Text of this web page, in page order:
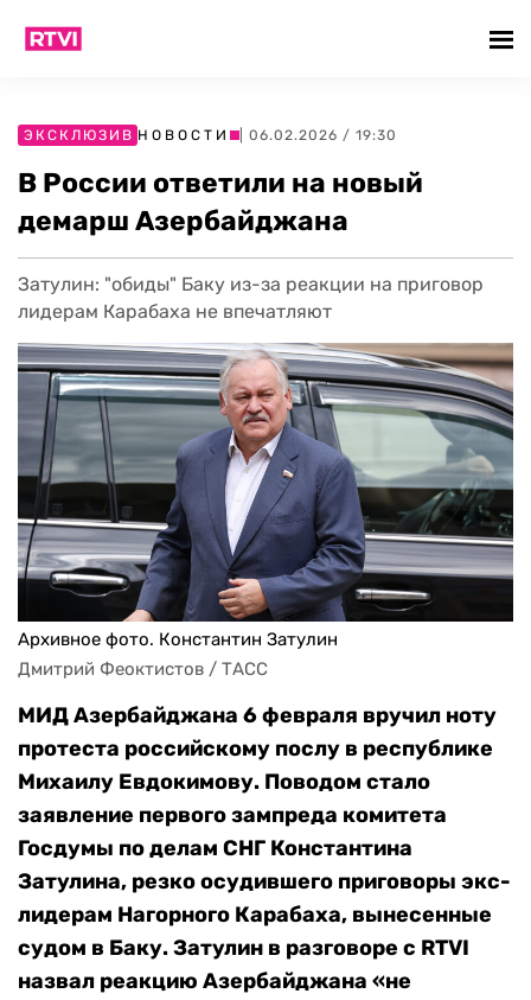
ЭКСКЛЮЗИВ НОВОСТИ | 06.02.2026 / 19:30
В России ответили на новый
демарш Азербайджана
Затулин: "обиды" Баку из-за реакции на приговор
лидерам Карабаха не впечатляют
Архивное фото. Константин Затулин
Дмитрий Феоктистов / ТАСС
МИД Азербайджана 6 февраля вручил ноту
протеста российскому послу в республике
Михаилу Евдокимову. Поводом стало
заявление первого зампреда комитета
Госдумы по делам СНГ Константина
Затулина, резко осудившего приговоры экс-
лидерам Нагорного Карабаха, вынесенные
судом в Баку. Затулин в разговоре с RTVI
назвал реакцию Азербайджана «не